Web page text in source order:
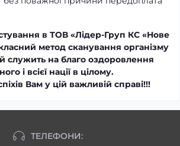
в ТОВ «Лідер-Груп КС «Нове
метод сканування організму
служить на благо оздоровлення
і всієї нації в цілому.
Вам у цій важливій справі!!!
ТЕЛЕФОНИ: